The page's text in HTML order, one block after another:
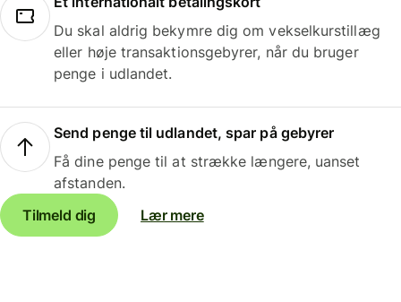
Du skal aldrig bekymre dig om vekselkurstillæg
eller høje transaktionsgebyrer, når du bruger
penge i udlandet.
Send penge til udlandet, spar på gebyrer
Få dine penge til at strække længere, uanset
afstanden.
Tilmeld dig
Lær mere